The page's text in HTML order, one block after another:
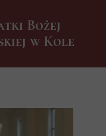
Bożej
w Kole